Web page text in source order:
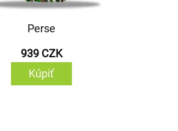
Perse
939 CZK
Kúpiť